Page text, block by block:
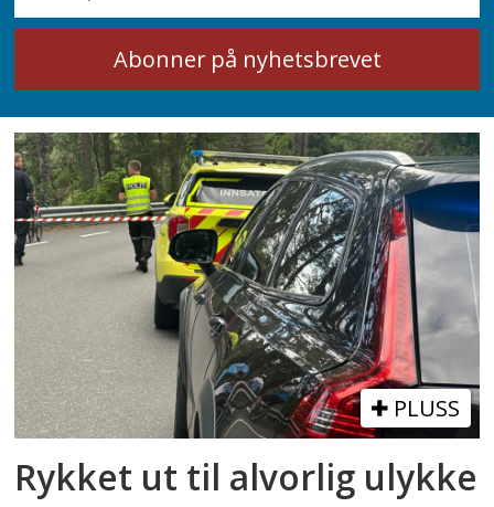
PLUSS
Rykket ut til alvorlig ulykke